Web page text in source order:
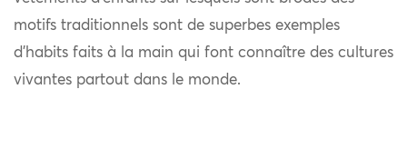
motifs traditionnels sont de superbes exemples
d’habits faits à la main qui font connaître des cultures
vivantes partout dans le monde.